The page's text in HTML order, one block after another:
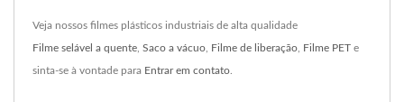
Veja nossos filmes plásticos industriais de alta qualidade
Filme selável a quente Saco a vácuo Filme de liberação Filme PET e
sinta-se à vontade para Entrar em contato